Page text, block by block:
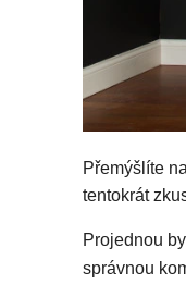
Přemýšlíte
tentokrát
Projednou
správnou